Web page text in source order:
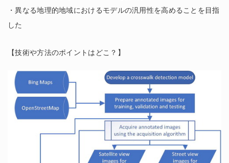
・異なる地理的地域におけるモデルの汎用性を高めることを目指
した
【技術や方法のポイントはどこ？】